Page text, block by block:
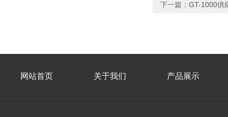
下一篇： GT-1000供
网站首页 关于我们 产品展示